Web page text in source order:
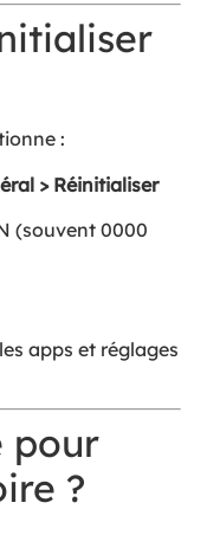
:
> Réinitialiser
(souvent 0000
apps et réglages
pour
?